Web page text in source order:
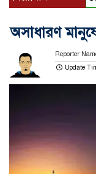
অসাধারণ
Reporter
Update